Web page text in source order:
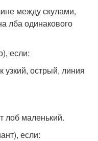
между скулами,
лба одинакового
если:
узкий, острый, линия
лоб маленький.
если: